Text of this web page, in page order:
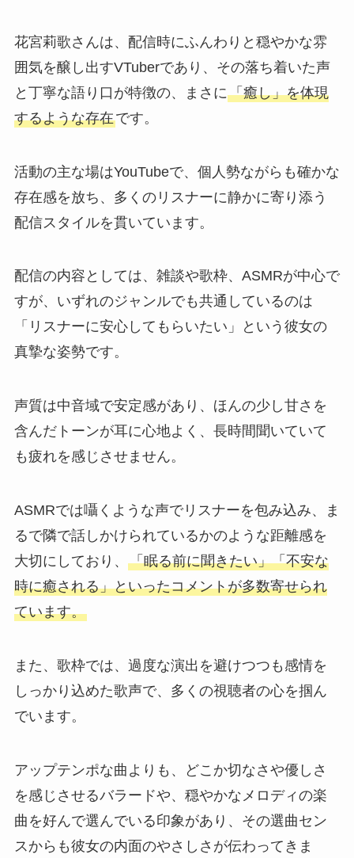
花宮莉歌さんは、配信時にふんわりと穏やかな雰
囲気を醸し出すVTuberであり、その落ち着いた声
と丁寧な語り口が特徴の、まさに「癒し」を体現
するような存在です。
活動の主な場はYouTubeで、個人勢ながらも確かな
存在感を放ち、多くのリスナーに静かに寄り添う
配信スタイルを貫いています。
配信の内容としては、雑談や歌枠、ASMRが中心で
すが、いずれのジャンルでも共通しているのは
「リスナーに安心してもらいたい」という彼女の
真摯な姿勢です。
声質は中音域で安定感があり、ほんの少し甘さを
含んだトーンが耳に心地よく、長時間聞いていて
も疲れを感じさせません。
ASMRでは囁くような声でリスナーを包み込み、ま
るで隣で話しかけられているかのような距離感を
大切にしており、 「眠る前に聞きたい」「不安な
時に癒される」といったコメントが多数寄せられ
ています。
また、歌枠では、過度な演出を避けつつも感情を
しっかり込めた歌声で、多くの視聴者の心を掴ん
でいます。
アップテンポな曲よりも、どこか切なさや優しさ
を感じさせるバラードや、穏やかなメロディの楽
曲を好んで選んでいる印象があり、その選曲セン
スからも彼女の内面のやさしさが伝わってきま